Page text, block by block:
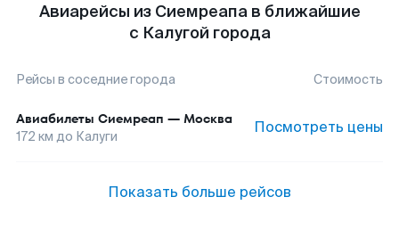
Авиарейсы из Сиемреапа в ближайшие
с Калугой города
Рейсы в соседние города Стоимость
Авиабилеты Сиемреап — Москва
172 км до Калуги Посмотреть цены
Показать больше рейсов